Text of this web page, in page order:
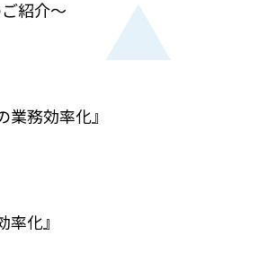
紹介～
業務効率化』
化』